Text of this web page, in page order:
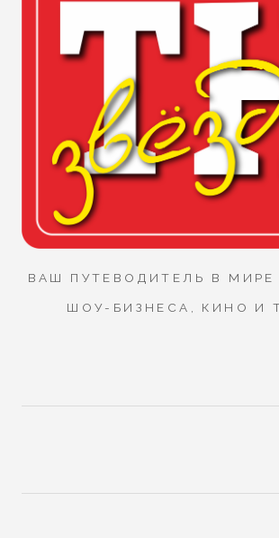
ВАШ ПУТЕВОДИТЕЛЬ В МИРЕ
ШОУ-БИЗНЕСА, КИНО И